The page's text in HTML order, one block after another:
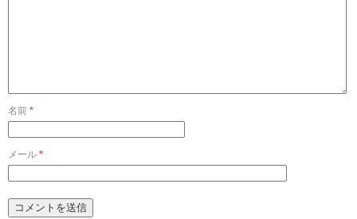
名前 *
メール *